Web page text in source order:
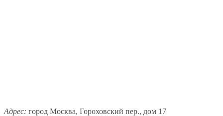
Адрес: город Москва, Гороховский пер., дом 17